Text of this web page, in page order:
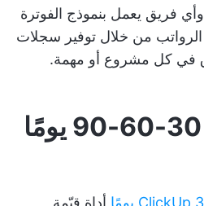
فريق يعمل بنموذج الفوترة
من خلال توفير سجلات
في كل مشروع أو مهمة.
5. قالب خطة 30-60-90 يومًا
أداة قيّمة